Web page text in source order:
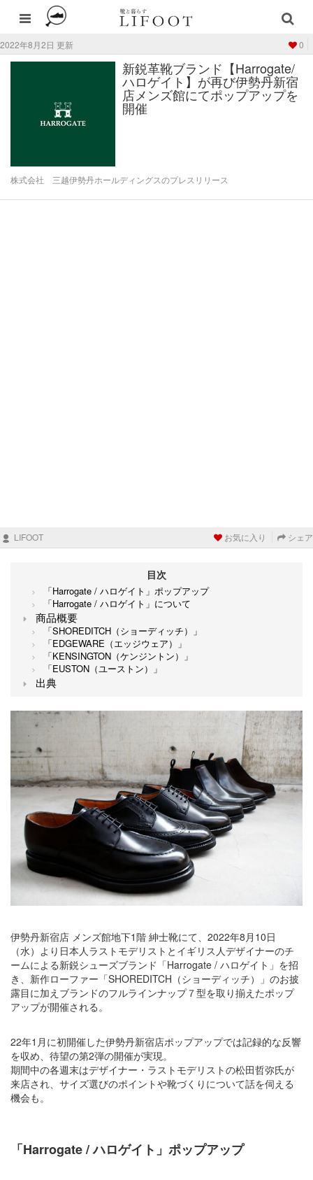
2022年8月2日 更新 0
新鋭革靴ブランド【​Harrogate/
ハロゲイト】が再び伊勢丹新宿
店メンズ館にてポップアップを
開催
株式会社 三越伊勢丹ホールディングスのプレスリリース
LIFOOT お気に入り シェア
目次
「Harrogate / ハロゲイト」ポップアップ
「Harrogate / ハロゲイト」について
商品概要
「SHOREDITCH（ショーディッチ）」
「EDGEWARE（エッジウェア）」
「KENSINGTON（ケンジントン）」
「EUSTON（ユーストン）」
出典
伊勢丹新宿店 メンズ館地下1階 紳士靴にて、2022年8月10日
（水）より日本人ラストモデリストとイギリス人デザイナーのチ
ームによる新鋭シューズブランド「​Harrogate / ハロゲイト」を招
き、新作ローファー「SHOREDITCH（ショーディッチ）」のお披
露目に加えブランドのフルラインナップ７型を取り揃えたポップ
アップが開催される。
22年1月に初開催した伊勢丹新宿店ポップアップでは記録的な反響
を収め、待望の第2弾の開催が実現。
期間中の各週末はデザイナー・ラストモデリストの松田哲弥氏が
来店され、サイズ選びのポイントや靴づくりについて話を伺える
機会も。
「Harrogate / ハロゲイト」ポップアップ